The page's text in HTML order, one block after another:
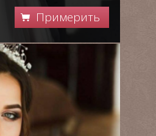
Примерить